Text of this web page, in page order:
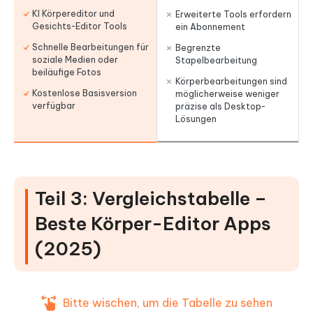
KI Körpereditor und
Gesichts-Editor Tools
Schnelle Bearbeitungen für
soziale Medien oder
beiläufige Fotos
Kostenlose Basisversion
verfügbar
Erweiterte Tools erfordern
ein Abonnement
Begrenzte
Stapelbearbeitung
Körperbearbeitungen sind
möglicherweise weniger
präzise als Desktop-
Lösungen
Teil 3: Vergleichstabelle –
Beste Körper-Editor Apps
(2025)
Bitte wischen, um die Tabelle zu sehen